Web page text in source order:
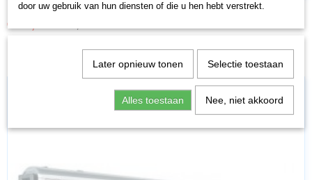
FL8863K
€ 38,21
door uw gebruik van hun diensten of die u hen hebt verstrekt.
Later opnieuw tonen Selectie toestaan
Alles toestaan Nee, niet akkoord